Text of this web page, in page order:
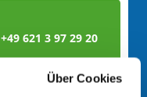
Über Cookies
+49 621 3 97 29 20